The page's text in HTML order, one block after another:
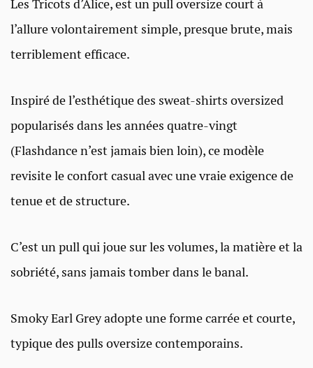
Les Tricots d’Alice, est un pull oversize court à
l’allure volontairement simple, presque brute, mais
terriblement efficace.
Inspiré de l’esthétique des sweat-shirts oversized
popularisés dans les années quatre-vingt
(Flashdance n’est jamais bien loin), ce modèle
revisite le confort casual avec une vraie exigence de
tenue et de structure.
C’est un pull qui joue sur les volumes, la matière et la
sobriété, sans jamais tomber dans le banal.
Smoky Earl Grey adopte une forme carrée et courte,
typique des pulls oversize contemporains.